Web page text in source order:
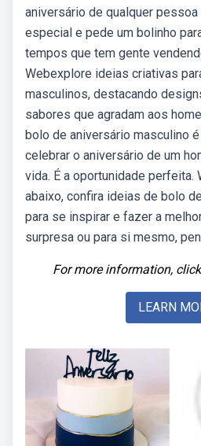
aniversário de qualquer pessoa
especial e pede um bolinho
tempos que tem gente
Webexplore ideias criativas
masculinos, destacando
sabores que agradam aos
bolo de aniversário masculino
celebrar o aniversário de um
vida. É a oportunidade perfeita.
abaixo, confira ideias de bolo
para se inspirar e fazer a
surpresa ou para si mesmo,
For more information,
LEARN